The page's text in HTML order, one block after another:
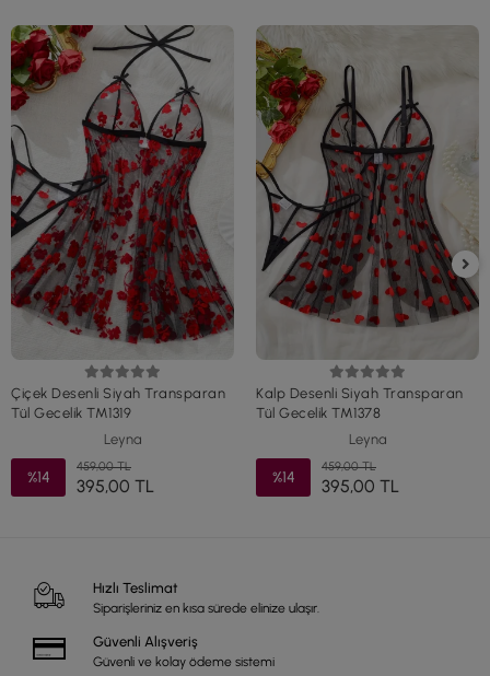
Çiçek Desenli Siyah Transparan
Tül Gecelik TM1319
Leyna
%14
459,00 TL
395,00 TL
Kalp Desenli Siyah Transparan
Tül Gecelik TM1378
Leyna
%14
459,00 TL
395,00 TL
Hızlı Teslimat
Siparişleriniz en kısa sürede elinize ulaşır.
Güvenli Alışveriş
Güvenli ve kolay ödeme sistemi